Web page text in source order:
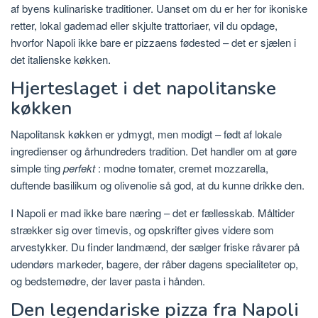
af byens kulinariske traditioner. Uanset om du er her for ikoniske
retter, lokal gademad eller skjulte trattoriaer, vil du opdage,
hvorfor Napoli ikke bare er pizzaens fødested – det er sjælen i
det italienske køkken.
Hjerteslaget i det napolitanske
køkken
Napolitansk køkken er ydmygt, men modigt – født af lokale
ingredienser og århundreders tradition. Det handler om at gøre
simple tingperfekt: modne tomater, cremet mozzarella,
duftende basilikum og olivenolie så god, at du kunne drikke den.
I Napoli er mad ikke bare næring – det er fællesskab. Måltider
strækker sig over timevis, og opskrifter gives videre som
arvestykker. Du finder landmænd, der sælger friske råvarer på
udendørs markeder, bagere, der råber dagens specialiteter op,
og bedstemødre, der laver pasta i hånden.
Den legendariske pizza fra Napoli